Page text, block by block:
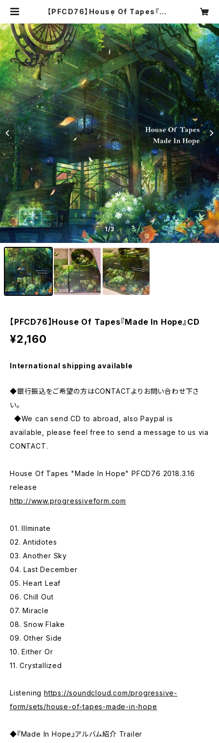
【PFCD76】House Of Tapes『Ma
E FOrM
1/3
【PFCD76】House Of Tapes『Made In Hope』CD
¥2,160
International shipping available
◆銀行振込をご希望の方はCONTACTよりお問い合わせ下さ
い。
◆We can send CD to abroad, also Paypal is
available, please feel free to send a message to us via
CONTACT.
House Of Tapes "Made In Hope" PFCD76 2018.3.16
release
http://www.progressiveform.com
01. Illminate
02. Antidotes
03. Another Sky
04. Last December
05. Heart Leaf
06. Chill Out
07. Miracle
08. Snow Flake
09. Other Side
10. Either Or
11. Crystallized
Listening https://soundcloud.com/progressive-
form/sets/house-of-tapes-made-in-hope
◆『Made In Hope』アルバム紹介 Trailer